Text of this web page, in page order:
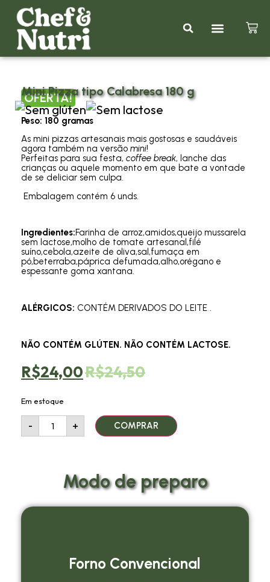
OFERTA!
Mini Pizza tipo Calabresa 180 g
Peso: 180 gramas
As mini pizzas artesanais mais gostosas e saudáveis
agora também na versão mini!
Perfeitas para sua festa, coffee break, lanche das
crianças ou aquele momento em que bate a vontade
de se deliciar sem culpa.
Embalagem contém 6 unds.
Ingredientes:Farinha de arroz,amidos,queijo mussarela
sem lactose,molho de tomate artesanal,filé
suíno,cebola,azeite de oliva,sal,fumaça em
pó,beterraba,páprica defumada,alho,orégano e
espessante goma xantana.
ALÉRGICOS: CONTÉM DERIVADOS DO LEITE .
NÃO CONTÉM GLÚTEN. NÃO CONTÉM LACTOSE.
R$24,00R$24,50
Em estoque
- + COMPRAR
Modo de preparo
Forno Convencional